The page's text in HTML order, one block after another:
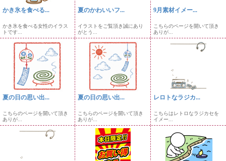
かき氷を食べる...
かき氷を食べる女性のイラス
トです...
夏のかわいいフ...
イラストをご覧頂き誠にあり
がとう...
9月素材イメー...
こちらのページを開いて頂き
ありが...
夏の日の思い出...
こちらのページを開いて頂き
ありが...
夏の日の思い出...
こちらのページを開いて頂き
ありが...
レロトなラジカ...
こちらはレトロなラジカセを
イメー...